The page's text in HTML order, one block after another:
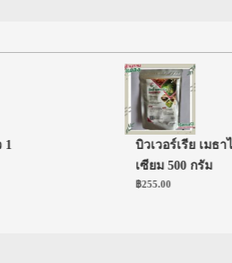
บิวเวอร์เรีย เมธาไร
เซียม 500 กรัม
255.00